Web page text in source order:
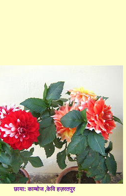
छाया: काम्बोज ,केवि हज़रतपुर